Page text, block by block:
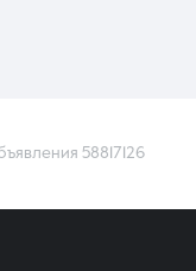
58817126